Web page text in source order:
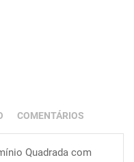
COMENTÁRIOS
Quadrada com